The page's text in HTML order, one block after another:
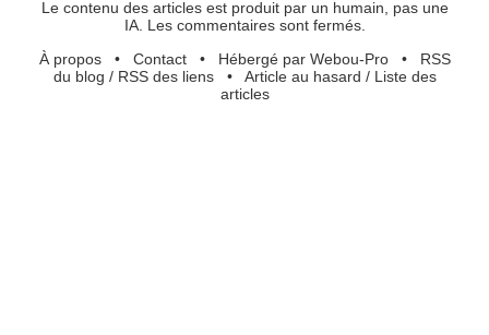
Le contenu des articles est produit par un humain, pas une
IA. Les commentaires sont fermés.
À propos• Contact• Hébergé par Webou-Pro• RSS
du blog / RSS des liens• Article au hasard / Liste des
articles